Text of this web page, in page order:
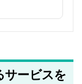
サービスを